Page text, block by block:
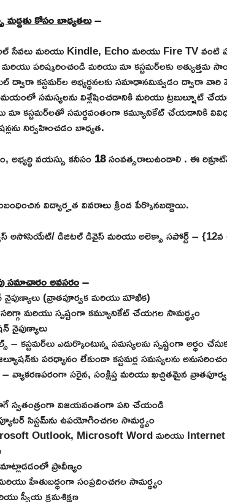
కోసం బాధ్యతలు–
సేవలు మరియు Kindle, Echo మరియు Fire TV వంటి
మరియు పరిష్కరించండి మరియు మా కస్టమర్‌లకు అత్యుత్తమ
కస్టమర్‌ల అభ్యర్థనలకు సమాధానమివ్వడం ద్వారా వారి
సమస్యలను విశ్లేషించడానికి మరియు ట్రబుల్షూట్
మా కస్టమర్‌లతో సమర్థవంతంగా కమ్యూనికేట్ చేయడానికి
నిర్వహించడం బాధ్యత.
వయస్సు కనీసం18సంవత్సరాలుఉండాలి . ఈ
విద్యార్హత వివరాలు క్రింద పేర్కొనబడ్డాయి.
అసోసియేట్/ డిజిటల్ డివైస్ మరియు అలెక్సా సపోర్ట్ –
సమాచారం అవసరం–
నైపుణ్యాలు (వ్రాతపూర్వక మరియు మౌఖిక)
మరియు స్పష్టంగా కమ్యూనికేట్ చేయగల సామర్థ్యం
నైపుణ్యాలు
కస్టమర్‌లు ఎదుర్కొంటున్న సమస్యలను స్పష్టంగా అర్థం
పరధ్యానం లేకుండా కస్టమర్ల సమస్యలను
– వ్యాకరణపరంగా సరైన, సంక్షిప్త మరియు ఖచ్చితమైన
స్వతంత్రంగా విజయవంతంగా పని చేయండి
సిస్టమ్‌ను ఉపయోగించగల సామర్థ్యం
Outlook, Microsoft Word మరియు
ప్రావీణ్యం
హేతుబద్ధంగా సంప్రదించగల సామర్థ్యం
స్వీయ క్రమశిక్షణ